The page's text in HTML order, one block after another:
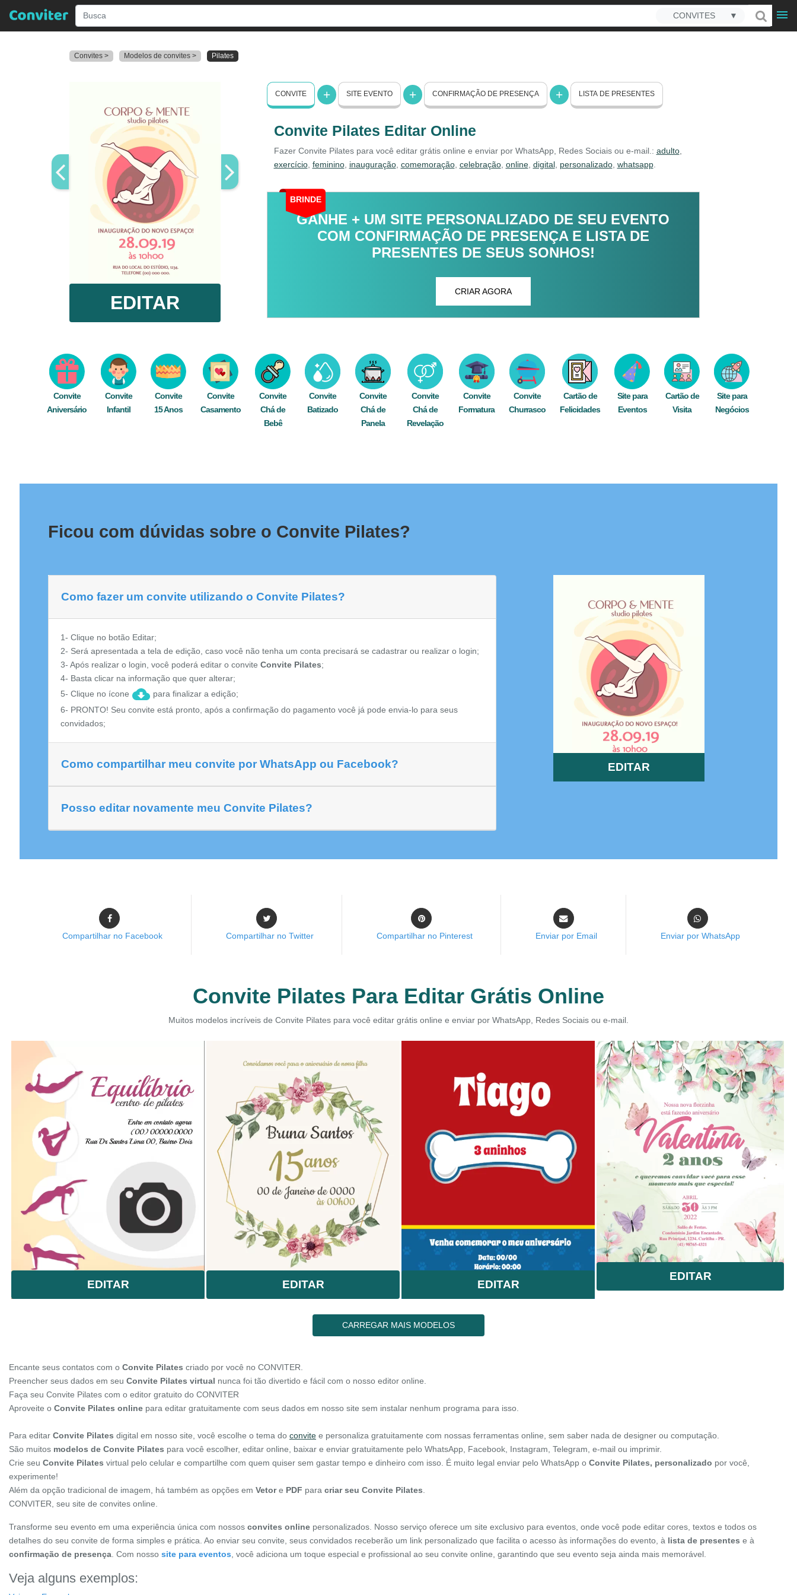
CONVITES ▼
Convites > Modelos de convites > Pilates
EDITAR
CONVITE SITE EVENTO CONFIRMAÇÃO DE PRESENÇA LISTA DE PRESENTES
Convite Pilates Editar Online
Fazer Convite Pilates para você editar grátis online e enviar por WhatsApp, Redes Sociais ou e-mail.: adulto,
exercício, feminino, inauguração, comemoração, celebração, online, digital, personalizado, whatsapp.
BRINDE
GANHE + UM SITE PERSONALIZADO DE SEU EVENTO
COM CONFIRMAÇÃO DE PRESENÇA E LISTA DE
PRESENTES DE SEUS SONHOS!
CRIAR AGORA
Convite
Aniversário
Convite
Infantil
Convite
15 Anos
Convite
Casamento
Convite
Chá de
Bebê
Convite
Batizado
Convite
Chá de
Panela
Convite
Chá de
Revelação
Convite
Formatura
Convite
Churrasco
Cartão de
Felicidades
Site para
Eventos
Cartão de
Visita
Site para
Negócios
Ficou com dúvidas sobre o Convite Pilates?
Como fazer um convite utilizando o Convite Pilates?
1- Clique no botão Editar;
2- Será apresentada a tela de edição, caso você não tenha um conta precisará se cadastrar ou realizar o login;
3- Após realizar o login, você poderá editar o convite Convite Pilates;
4- Basta clicar na informação que quer alterar;
5- Clique no ícone
para finalizar a edição;
6- PRONTO! Seu convite está pronto, após a confirmação do pagamento você já pode envia-lo para seus
convidados;
Como compartilhar meu convite por WhatsApp ou Facebook?
Posso editar novamente meu Convite Pilates?
EDITAR
Compartilhar no Facebook Compartilhar no Twitter Compartilhar no Pinterest Enviar por Email Enviar por WhatsApp
Convite Pilates Para Editar Grátis Online
Muitos modelos incríveis de Convite Pilates para você editar grátis online e enviar por WhatsApp, Redes Sociais ou e-mail.
EDITAR EDITAR EDITAR
EDITAR
CARREGAR MAIS MODELOS
Encante seus contatos com o Convite Pilates criado por você no CONVITER.
Preencher seus dados em seu Convite Pilates virtual nunca foi tão divertido e fácil com o nosso editor online.
Faça seu Convite Pilates com o editor gratuito do CONVITER
Aproveite o Convite Pilates online para editar gratuitamente com seus dados em nosso site sem instalar nenhum programa para isso.
Para editar Convite Pilates digital em nosso site, você escolhe o tema do convite e personaliza gratuitamente com nossas ferramentas online, sem saber nada de designer ou computação.
São muitos modelos de Convite Pilates para você escolher, editar online, baixar e enviar gratuitamente pelo WhatsApp, Facebook, Instagram, Telegram, e-mail ou imprimir.
Crie seu Convite Pilates virtual pelo celular e compartilhe com quem quiser sem gastar tempo e dinheiro com isso. É muito legal enviar pelo WhatsApp o Convite Pilates, personalizado por você,
experimente!
Além da opção tradicional de imagem, há também as opções em Vetore PDF para criar seu Convite Pilates
CONVITER, seu site de convites online.
Transforme seu evento em uma experiência única com nossos convites online personalizados. Nosso serviço oferece um site exclusivo para eventos, onde você pode editar cores, textos e todos os
detalhes do seu convite de forma simples e prática. Ao enviar seu convite, seus convidados receberão um link personalizado que facilita o acesso às informações do evento, à lista de presentes e à
confirmação de presença . Com nosso site para eventos , você adiciona um toque especial e profissional ao seu convite online, garantindo que seu evento seja ainda mais memorável.
Veja alguns exemplos: